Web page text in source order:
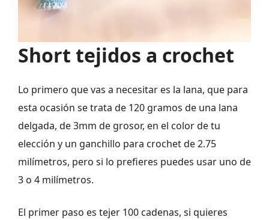
Short tejidos a crochet
Lo primero que vas a necesitar es la lana, que para
esta ocasión se trata de 120 gramos de una lana
delgada, de 3mm de grosor, en el color de tu
elección y un ganchillo para crochet de 2.75
milímetros, pero si lo prefieres puedes usar uno de
3 o 4 milímetros.
El primer paso es tejer 100 cadenas, si quieres